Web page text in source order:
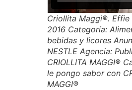
Criollita Maggi®. Effie
2016 Categoría:
bebidas y licores
NESTLE Agencia:
CRIOLLITA MAGGI®
le pongo sabor con
MAGGI®